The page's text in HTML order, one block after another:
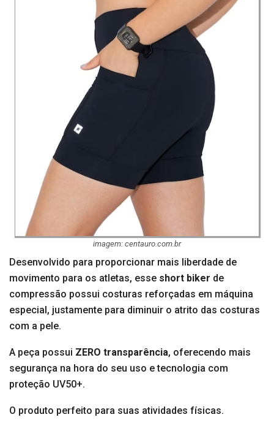
imagem: centauro.com.br
Desenvolvido para proporcionar mais liberdade de
movimento para os atletas, esse short biker de
compressão possui costuras reforçadas em máquina
especial, justamente para diminuir o atrito das costuras
com a pele.
A peça possui ZERO transparência, oferecendo mais
segurança na hora do seu uso e tecnologia com
proteção UV50+.
O produto perfeito para suas atividades físicas.